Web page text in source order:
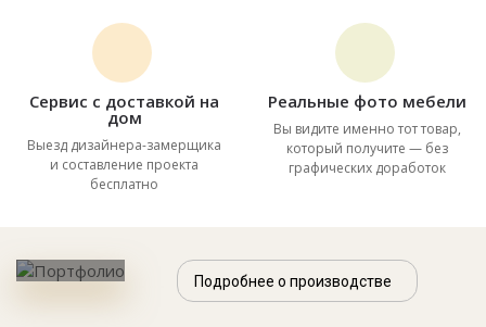
Сервис с доставкой на
дом
Выезд дизайнера-замерщика
и составление проекта
бесплатно
Реальные фото мебели
Вы видите именно тот товар,
который получите — без
графических доработок
Подробнее о производстве